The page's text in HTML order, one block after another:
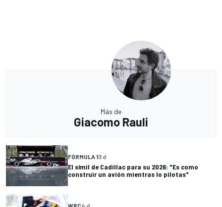
Más de
Giacomo Rauli
FÓRMULA 13 d
El símil de Cadillac para su 2026: "Es como
construir un avión mientras lo pilotas"